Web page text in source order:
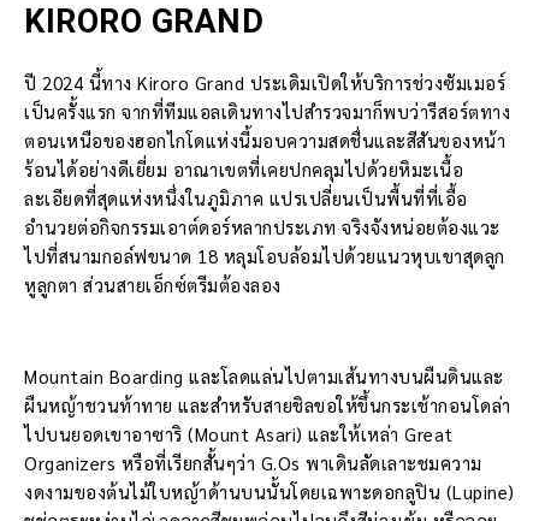
KIRORO GRAND
ปี 2024 นี้ทาง Kiroro Grand ประเดิมเปิดให้บริการช่วงซัมเมอร์
เป็นครั้งแรก จากที่ทีมแอลเดินทางไปสำรวจมาก็พบว่ารีสอร์ตทาง
ตอนเหนือของฮอกไกโดแห่งนี้มอบความสดชื่นและสีสันของหน้า
ร้อนได้อย่างดีเยี่ยม อาณาเขตที่เคยปกคลุมไปด้วยหิมะเนื้อ
ละเอียดที่สุดแห่งหนึ่งในภูมิภาค แปรเปลี่ยนเป็นพื้นที่ที่เอื้อ
อำนวยต่อกิจกรรมเอาต์ดอร์หลากประเภท จริงจังหน่อยต้องแวะ
ไปที่สนามกอล์ฟขนาด 18 หลุมโอบล้อมไปด้วยแนวหุบเขาสุดลูก
หูลูกตา ส่วนสายเอ็กซ์ตรีมต้องลอง
Mountain Boarding และโลดแล่นไปตามเส้นทางบนผืนดินและ
ผืนหญ้าชวนท้าทาย และสำหรับสายชิลขอให้ขึ้นกระเช้ากอนโดล่า
ไปบนยอดเขาอาซาริ (Mount Asari) และให้เหล่า Great
Organizers หรือที่เรียกสั้นๆว่า G.Os พาเดินลัดเลาะชมความ
งดงามของต้นไม้ใบหญ้าด้านบนนั้นโดยเฉพาะดอกลูปิน (Lupine)